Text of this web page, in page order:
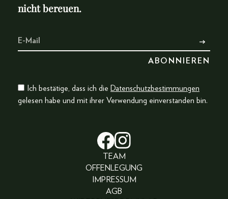
nicht bereuen.
Ich bestätige, dass ich die Datenschutzbestimmungen
gelesen habe und mit ihrer Verwendung einverstanden bin.
TEAM
OFFENLEGUNG
IMPRESSUM
AGB